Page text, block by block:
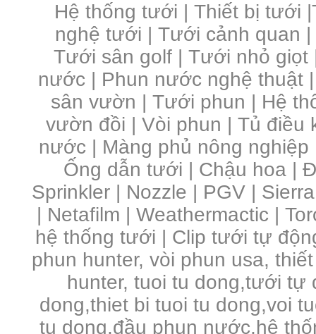
Hệ thống tưới | Thiết bị tưới |
nghệ tưới | Tưới cảnh quan |
Tưới sân golf |Tưới nhỏ giọt
nước | Phun nước nghệ thuật
sân vườn |Tưới phun | Hệ
vườn đồi | Vòi phun | Tủ điều
nước | Màng phủ nông
Ống dẫn tưới | Chậu hoa |
Sprinkler | Nozzle | PGV |
| Netafilm | Weathermactic |
hệ thống tưới | Clip tưới tự
phun hunter, vòi phun usa,
hunter, tuoi tu dong,tưới tự
dong,thiet bi tuoi tu dong,voi
tu dong,đầu phun nước,hệ